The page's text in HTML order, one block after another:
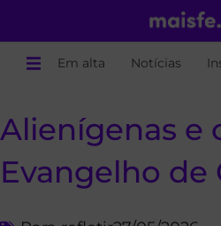
Em alta Notícias
Alienígenas e
Evangelho de